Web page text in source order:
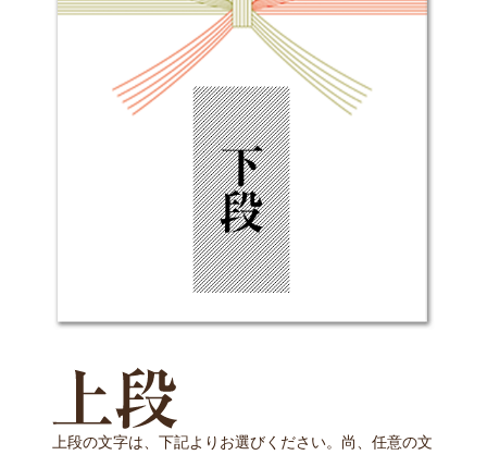
上段の文字は、下記よりお選びください。尚、任意の文